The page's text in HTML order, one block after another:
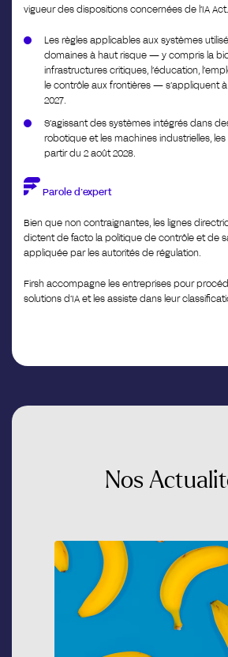
vigueur des dispositions concernées de l’IA Act.
Les règles applicables aux systèmes
domaines à haut risque — y compris la
infrastructures critiques, l’éducation,
le contrôle aux frontières — s’appliquent
2027.
S’agissant des systèmes intégrés dans
robotique et les machines industrielles, les
partir du 2 août 2028.
Parole d’expert
Bien que non contraignantes, les lignes
dictent de facto la politique de contrôle et de
appliquée par les autorités de régulation.
Firsh accompagne les entreprises pour
solutions d’IA et les assiste dans leur
Nos